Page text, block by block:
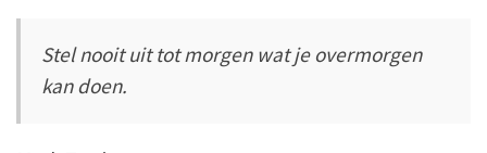
Stel nooit uit tot morgen wat je overmorgen
kan doen.